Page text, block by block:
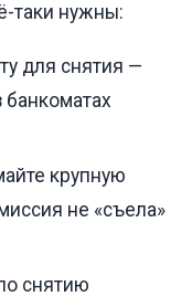
таки нужны:
для снятия —
крупную
не «съела»
снятию